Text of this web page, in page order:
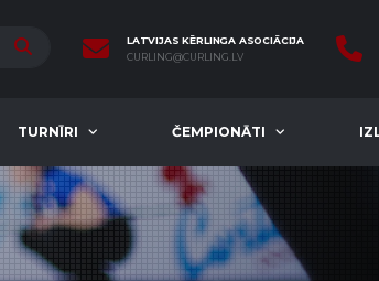
LATVIJAS KĒRLINGA ASOCIĀCIJA
CURLING@CURLING.LV
TURNĪRI ČEMPIONĀTI